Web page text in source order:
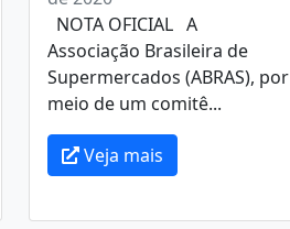
NOTA OFICIAL A
Associação Brasileira de
Supermercados (ABRAS), por
meio de um comitê...
Veja mais